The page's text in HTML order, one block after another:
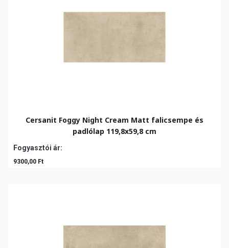
Cersanit Foggy Night Cream Matt falicsempe és
padlólap 119,8x59,8 cm
Fogyasztói ár:
9300,00 Ft